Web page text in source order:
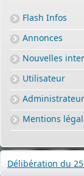
Flash Infos
Annonces
Nouvelles
Utilisateur
Administrateur
Mentions
Délibération du
poursaisir et
à tout moment
Plus besoin
exemplaires,
ou de vous
de frais d’envoi
ligne